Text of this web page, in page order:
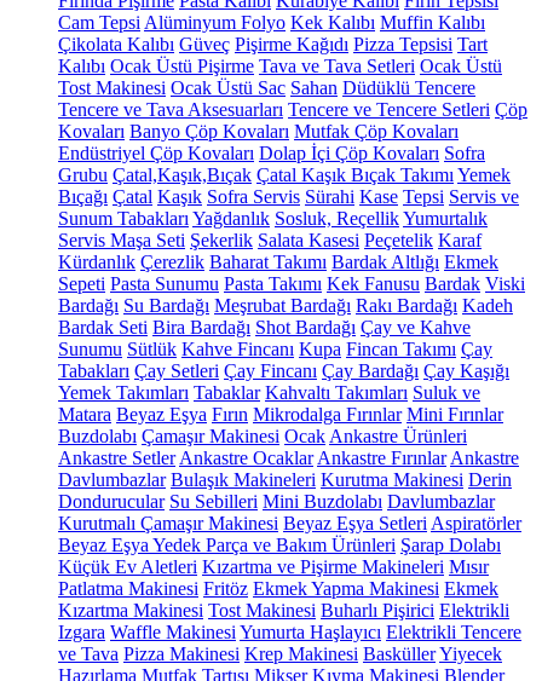
Cam Tepsi Alüminyum Folyo Kek Kalıbı Muffin Kalıbı
Çikolata Kalıbı Güveç Pişirme Kağıdı Pizza Tepsisi Tart
Kalıbı Ocak Üstü Pişirme Tava ve Tava Setleri Ocak Üstü
Tost Makinesi Ocak Üstü Sac Sahan Düdüklü Tencere
Tencere ve Tava Aksesuarları Tencere ve Tencere Setleri Çöp
Kovaları Banyo Çöp Kovaları Mutfak Çöp Kovaları
Endüstriyel Çöp Kovaları Dolap İçi Çöp Kovaları Sofra
Grubu Çatal,Kaşık,Bıçak Çatal Kaşık Bıçak Takımı Yemek
Bıçağı Çatal Kaşık Sofra Servis Sürahi Kase Tepsi Servis ve
Sunum Tabakları Yağdanlık Sosluk, ReçellikYumurtalık
Servis Maşa Seti Şekerlik Salata Kasesi Peçetelik Karaf
Kürdanlık Çerezlik Baharat Takımı Bardak Altlığı Ekmek
Sepeti Pasta Sunumu Pasta Takımı Kek Fanusu Bardak Viski
Bardağı Su Bardağı Meşrubat Bardağı Rakı Bardağı Kadeh
Bardak Seti Bira Bardağı Shot Bardağı Çay ve Kahve
Sunumu Sütlük Kahve Fincanı Kupa Fincan Takımı Çay
Tabakları Çay Setleri Çay Fincanı Çay Bardağı Çay Kaşığı
Yemek Takımları Tabaklar Kahvaltı Takımları Suluk ve
Matara Beyaz Eşya Fırın Mikrodalga Fırınlar Mini Fırınlar
Buzdolabı Çamaşır Makinesi Ocak Ankastre Ürünleri
Ankastre Setler Ankastre Ocaklar Ankastre Fırınlar Ankastre
Davlumbazlar Bulaşık Makineleri Kurutma Makinesi Derin
Dondurucular Su Sebilleri Mini Buzdolabı Davlumbazlar
Kurutmalı Çamaşır Makinesi Beyaz Eşya Setleri Aspiratörler
Beyaz Eşya Yedek Parça ve Bakım Ürünleri Şarap Dolabı
Küçük Ev Aletleri Kızartma ve Pişirme Makineleri Mısır
Patlatma Makinesi Fritöz Ekmek Yapma Makinesi Ekmek
Kızartma Makinesi Tost Makinesi Buharlı Pişirici Elektrikli
Izgara Waffle Makinesi Yumurta Haşlayıcı Elektrikli Tencere
ve Tava Pizza Makinesi Krep Makinesi BasküllerYiyecek
Hazırlama Mutfak Tartısı Mikser Kıyma Makinesi Blender